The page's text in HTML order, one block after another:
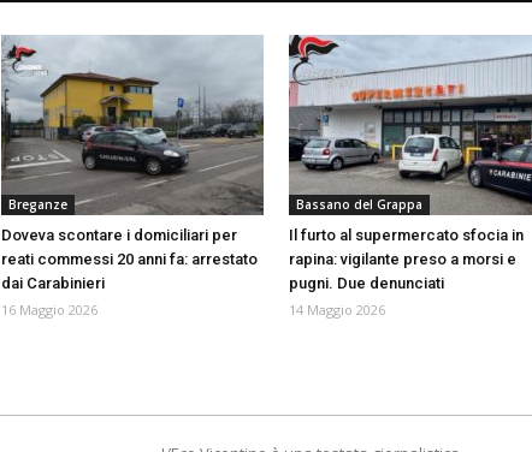
Breganze
Doveva scontare i domiciliari per
reati commessi 20 anni fa: arrestato
dai Carabinieri
16 Maggio 2026
Bassano del Grappa
Il furto al supermercato sfocia in
rapina: vigilante preso a morsi e
pugni. Due denunciati
14 Maggio 2026